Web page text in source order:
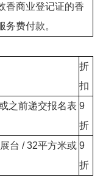
香商业登记证的香
费付款。
折
扣
之前递交报名表 9
折
台 / 32平方米或 9
折